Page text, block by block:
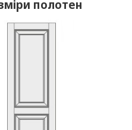
полотен